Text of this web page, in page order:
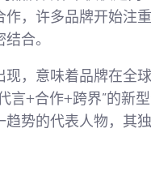
作，许多品牌开始注
合。
现，意味着品牌在全
言+合作+跨界”的新
趋势的代表人物，其